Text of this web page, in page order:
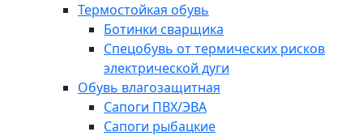
Термостойкая обувь
Ботинки сварщика
Спецобувь от термических рисков
электрической дуги
Обувь влагозащитная
Сапоги ПВХ/ЭВА
Сапоги рыбацкие